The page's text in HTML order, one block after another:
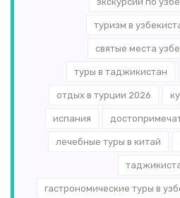
туризм в
святые места
туры в таджикистан
отдых в турции 2026
испания
лечебные туры в китай
гастрономические туры в